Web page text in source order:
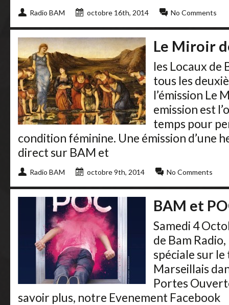
Radio BAM octobre 16th, 2014 No Comments
Le Miroir
les Locaux de
tous les
l’émission Le
emission est
temps pour
condition féminine. Une émission d’une
direct sur BAM et
Radio BAM octobre 9th, 2014 No Comments
BAM et
Samedi 4
de Bam
spéciale sur
Marseillais
Portes
savoir plus, notre Evenement Facebook